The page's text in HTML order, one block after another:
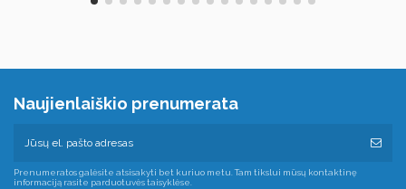
Naujienlaiškio prenumerata
Prenumeratos galėsite atsisakyti bet kuriuo metu. Tam tikslui mūsų kontaktinę
informaciją rasite parduotuvės taisyklėse.